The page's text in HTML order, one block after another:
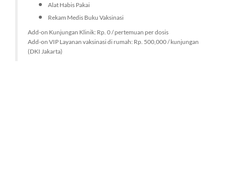
Alat Habis Pakai
Rekam Medis Buku Vaksinasi
Add-on Kunjungan Klinik: Rp. 0 / pertemuan per dosis
Add-on VIP Layanan vaksinasi di rumah: Rp. 500,000 / kunjungan
(DKI Jakarta)